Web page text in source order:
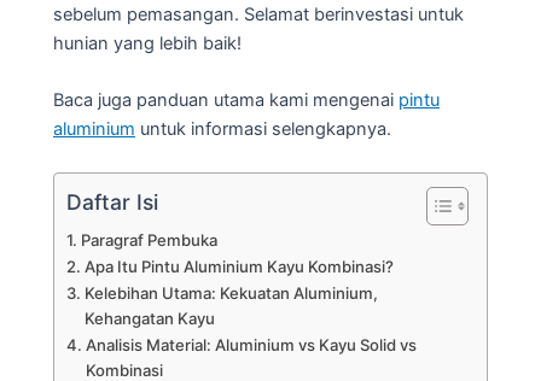
sebelum pemasangan. Selamat berinvestasi untuk
hunian yang lebih baik!
Baca juga panduan utama kami mengenai pintu
aluminium untuk informasi selengkapnya.
Daftar Isi
Paragraf Pembuka
Apa Itu Pintu Aluminium Kayu Kombinasi?
Kelebihan Utama: Kekuatan Aluminium,
Kehangatan Kayu
Analisis Material: Aluminium vs Kayu Solid vs
Kombinasi